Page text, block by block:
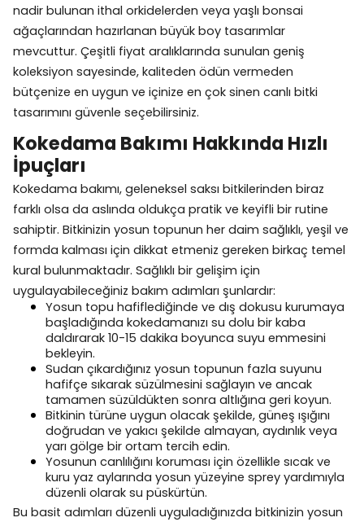
nadir bulunan ithal orkidelerden veya yaşlı bonsai
ağaçlarından hazırlanan büyük boy tasarımlar
mevcuttur. Çeşitli fiyat aralıklarında sunulan geniş
koleksiyon sayesinde, kaliteden ödün vermeden
bütçenize en uygun ve içinize en çok sinen canlı bitki
tasarımını güvenle seçebilirsiniz.
Kokedama Bakımı Hakkında Hızlı
İpuçları
Kokedama bakımı, geleneksel saksı bitkilerinden biraz
farklı olsa da aslında oldukça pratik ve keyifli bir rutine
sahiptir. Bitkinizin yosun topunun her daim sağlıklı, yeşil ve
formda kalması için dikkat etmeniz gereken birkaç temel
kural bulunmaktadır. Sağlıklı bir gelişim için
uygulayabileceğiniz bakım adımları şunlardır:
Yosun topu hafiflediğinde ve dış dokusu kurumaya
başladığında kokedamanızı su dolu bir kaba
daldırarak 10-15 dakika boyunca suyu emmesini
bekleyin.
Sudan çıkardığınız yosun topunun fazla suyunu
hafifçe sıkarak süzülmesini sağlayın ve ancak
tamamen süzüldükten sonra altlığına geri koyun.
Bitkinin türüne uygun olacak şekilde, güneş ışığını
doğrudan ve yakıcı şekilde almayan, aydınlık veya
yarı gölge bir ortam tercih edin.
Yosunun canlılığını koruması için özellikle sıcak ve
kuru yaz aylarında yosun yüzeyine sprey yardımıyla
düzenli olarak su püskürtün.
Bu basit adımları düzenli uyguladığınızda bitkinizin yosun